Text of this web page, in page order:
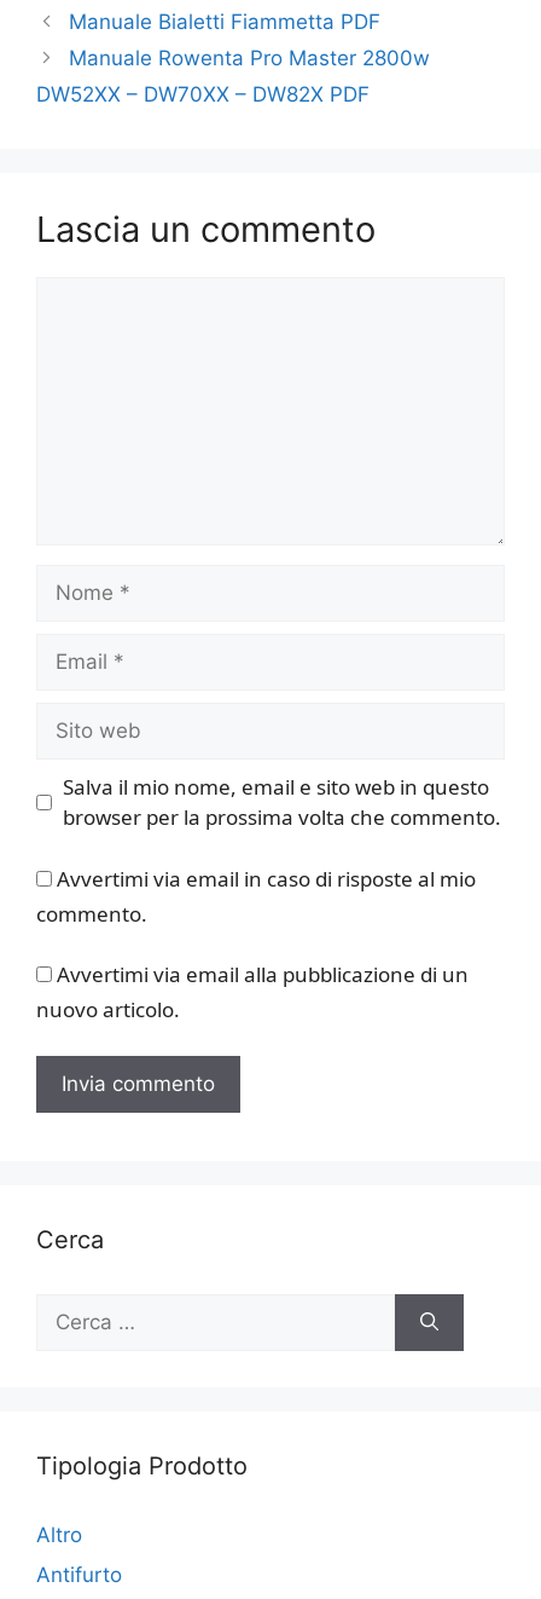
Manuale Bialetti Fiammetta PDF
Manuale Rowenta Pro Master 2800w
DW52XX – DW70XX – DW82X PDF
Lascia un commento
Nome
Email
Sito
web
Salva il mio nome, email e sito web in questo
browser per la prossima volta che commento.
Avvertimi via email in caso di risposte al mio
commento.
Avvertimi via email alla pubblicazione di un
nuovo articolo.
Cerca
per:
Tipologia Prodotto
Altro
Antifurto